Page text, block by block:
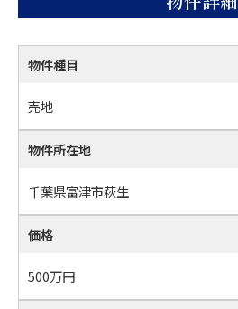
物件種目
売地
物件所在地
千葉県富津市萩生
価格
500万円